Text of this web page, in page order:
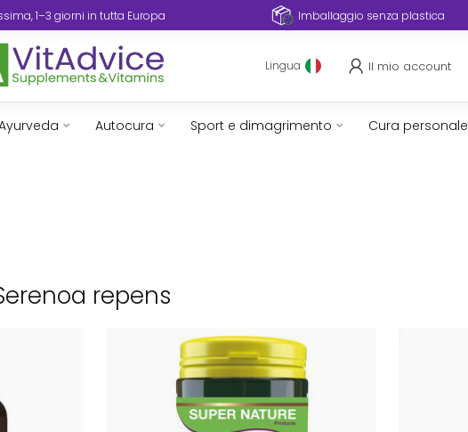
1–3 giorni in tutta Europa Imballaggio senza plastica
Lingua Il mio account
Autocura Sport e dimagrimento Cura personale
repens